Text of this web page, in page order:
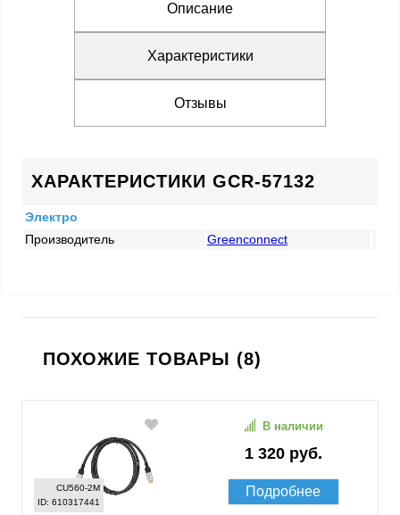
Описание
Характеристики
Отзывы
ХАРАКТЕРИСТИКИ GCR-57132
Электро
Производитель
Greenconnect
ПОХОЖИЕ ТОВАРЫ (8)
CU560-2M
ID: 610317441
1 320 руб.
В наличии
Подробнее